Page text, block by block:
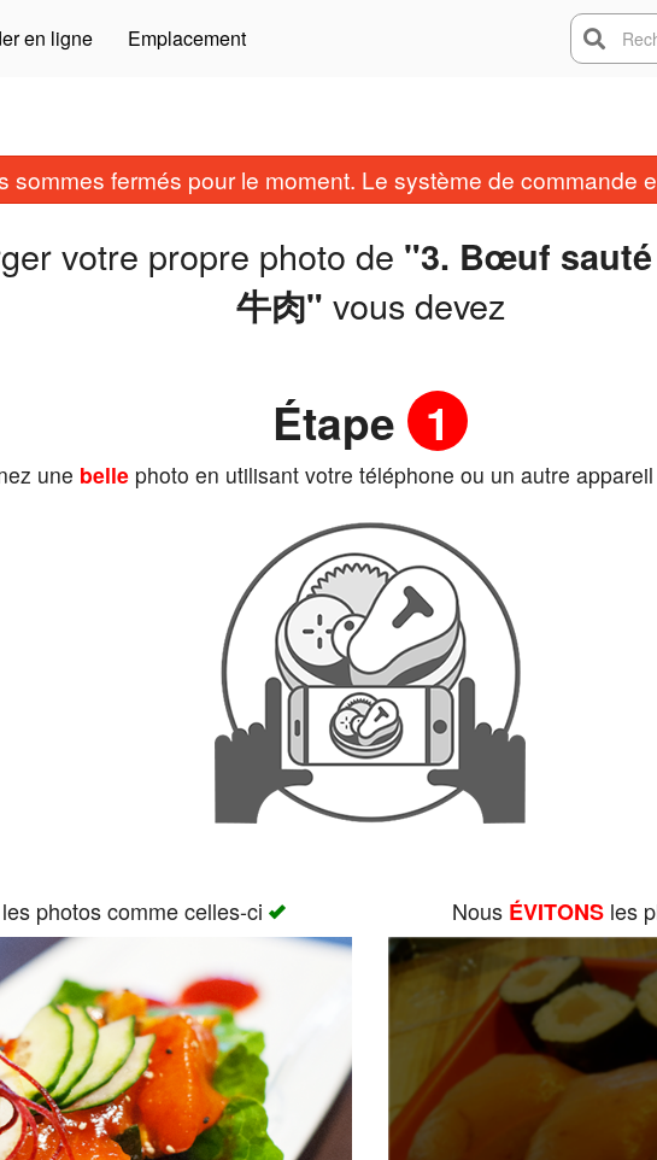
en ligne Emplacement
sommes fermés pour le moment. Le système de commande
votre propre photo de "3. Bœuf
牛肉" vous devez
Étape 1
une belle photo en utilisant votre téléphone ou un autre
photos comme celles-ci Nous ÉVITONSles